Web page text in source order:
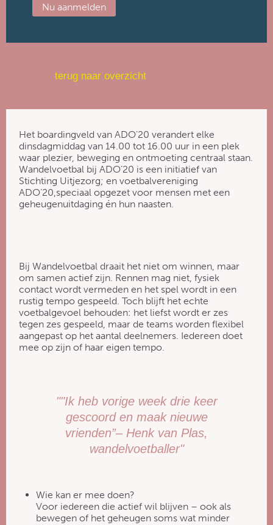
Het boardingveld van ADO’20 verandert elke
dinsdagmiddag van 14.00 tot 16.00 uur in een plek
waar plezier, beweging en ontmoeting centraal staan.
Wandelvoetbal bij ADO’20 is een initiatief van
Stichting Uitjezorg; en voetbalvereniging
ADO’20,speciaal opgezet voor mensen met een
geheugenuitdaging én hun naasten.
Bij Wandelvoetbal draait het niet om winnen, maar
om samen actief zijn. Rennen mag niet, fysiek
contact wordt vermeden en het spel wordt in een
rustig tempo gespeeld. Toch blijft het echte
voetbalgevoel behouden: het liefst wordt er zes
tegen zes gespeeld, maar de teams worden flexibel
aangepast op het aantal deelnemers. Iedereen doet
mee op zijn of haar eigen tempo.
""Ik heb vorige week drie keer
gescoord en maak nieuwe
vrienden”– Henk van Plas,
wandelvoetballer"
Wie kan er mee doen?
Voor iedereen die actief wil blijven – ook als
bewegen of het geheugen soms wat minder
Nu aanmelden
terug naar overzicht